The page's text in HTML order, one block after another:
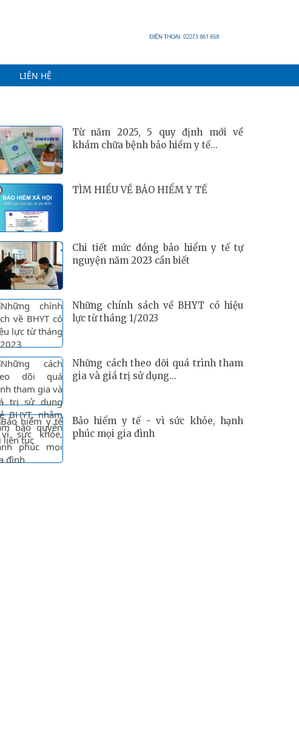
LIÊN HỆ
Từ năm 2025, 5 quy định mới về
khám chữa bệnh bảo hiểm y tế...
TÌM HIỂU VỀ BẢO HIỂM Y TẾ
Chi tiết mức đóng bảo hiểm y tế tự
nguyện năm 2023 cần biết
Những chính sách về BHYT có hiệu
lực từ tháng 1/2023
Những cách theo dõi quá trình tham
gia và giá trị sử dụng...
Bảo hiểm y tế - vì sức khỏe, hạnh
phúc mọi gia đình